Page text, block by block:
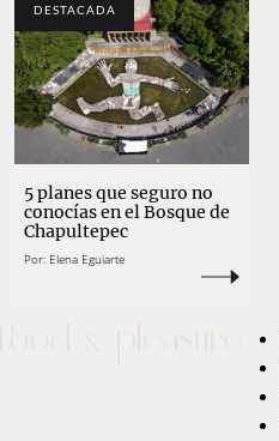
DESTACADA
5 planes que seguro no
conocías en el Bosque de
Chapultepec
Por: Elena Eguiarte